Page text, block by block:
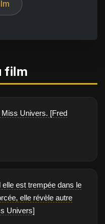
film
Univers. [Fred
est trempée dans le
elle révèle autre
Univers]